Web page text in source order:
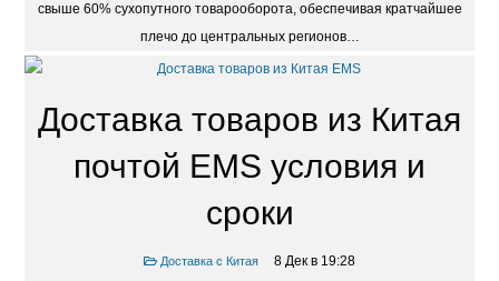
свыше 60% сухопутного товарооборота, обеспечивая кратчайшее
плечо до центральных регионов…
Доставка товаров из Китая
почтой EMS условия и
сроки
Доставка с Китая 8 Дек в 19:28